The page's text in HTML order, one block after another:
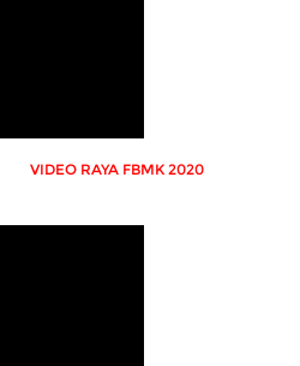
VIDEO RAYA FBMK 2020